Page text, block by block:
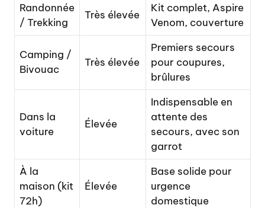
Randonnée
/ Trekking
Très élevée
Kit complet, Aspire
Venom, couverture
Camping /
Bivouac
Très élevée
Premiers secours
pour coupures,
brûlures
Dans la
voiture
Élevée
Indispensable en
attente des
secours, avec son
garrot
À la
maison (kit
72h)
Élevée
Base solide pour
urgence
domestique